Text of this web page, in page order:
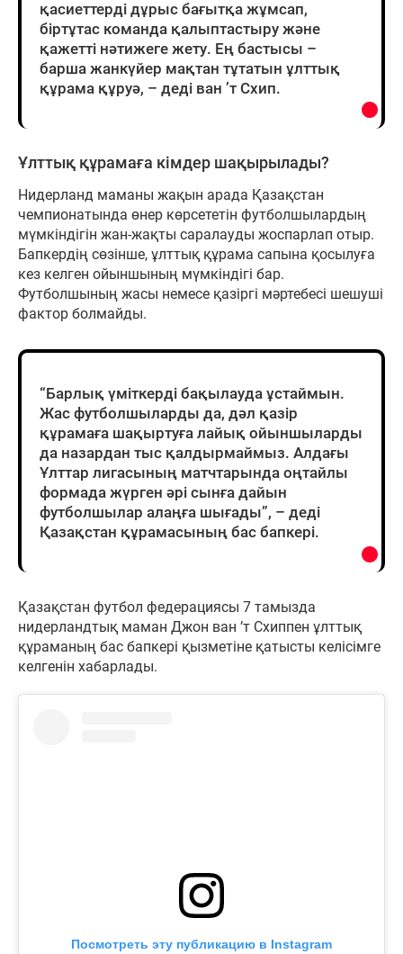
қасиеттерді дұрыс бағытқа жұмсап,
біртұтас команда қалыптастыру және
қажетті нәтижеге жету. Ең бастысы –
барша жанкүйер мақтан тұтатын ұлттық
құрама құруә, – деді ван ’т Схип.
Ұлттық құрамаға кімдер шақырылады?
Нидерланд маманы жақын арада Қазақстан
чемпионатында өнер көрсететін футболшылардың
мүмкіндігін жан-жақты саралауды жоспарлап отыр.
Бапкердің сөзінше, ұлттық құрама сапына қосылуға
кез келген ойыншының мүмкіндігі бар.
Футболшының жасы немесе қазіргі мәртебесі шешуші
фактор болмайды.
“Барлық үміткерді бақылауда ұстаймын.
Жас футболшыларды да, дәл қазір
құрамаға шақыртуға лайық ойыншыларды
да назардан тыс қалдырмаймыз. Алдағы
Ұлттар лигасының матчтарында оңтайлы
формада жүрген әрі сынға дайын
футболшылар алаңға шығады”, – деді
Қазақстан құрамасының бас бапкері.
Қазақстан футбол федерациясы 7 тамызда
нидерландтық маман Джон ван ’т Схиппен ұлттық
құраманың бас бапкері қызметіне қатысты келісімге
келгенін хабарлады.
Посмотреть эту публикацию в Instagram